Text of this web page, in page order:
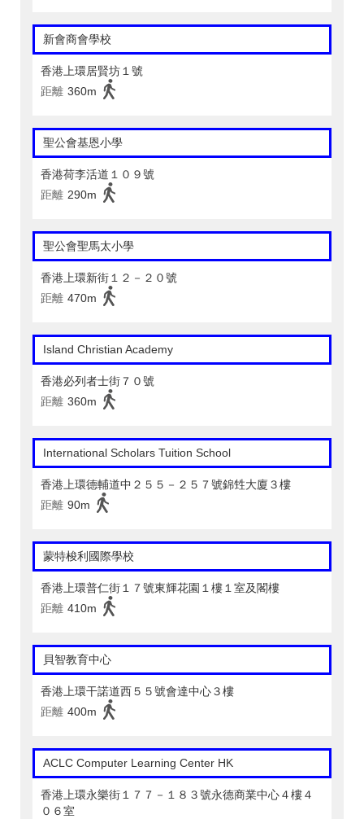
新會商會學校
香港上環居賢坊１號
距離 360m
聖公會基恩小學
香港荷李活道１０９號
距離 290m
聖公會聖馬太小學
香港上環新街１２－２０號
距離 470m
Island Christian Academy
香港必列者士街７０號
距離 360m
International Scholars Tuition School
香港上環德輔道中２５５－２５７號錦甡大廈３樓
距離 90m
蒙特梭利國際學校
香港上環普仁街１７號東輝花園１樓１室及閣樓
距離 410m
貝智教育中心
香港上環干諾道西５５號會達中心３樓
距離 400m
ACLC Computer Learning Center HK
香港上環永樂街１７７－１８３號永德商業中心４樓４
０６室